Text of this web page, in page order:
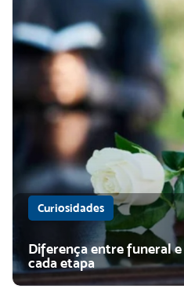
Curiosidades
Diferença entre funeral
cada etapa